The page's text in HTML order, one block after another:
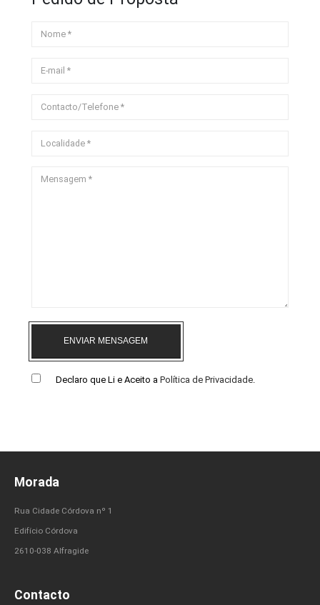
ENVIAR MENSAGEM
Declaro que Li e Aceito a Política de Privacidade.
Morada
Rua Cidade Córdova nº 1
Edifício Córdova
2610-038 Alfragide
Contacto